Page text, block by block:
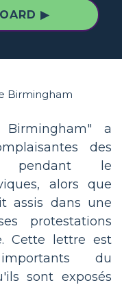
▶
a
des
pendant le
alors que
assis dans une
protestations
Cette lettre est
du
sont exposés